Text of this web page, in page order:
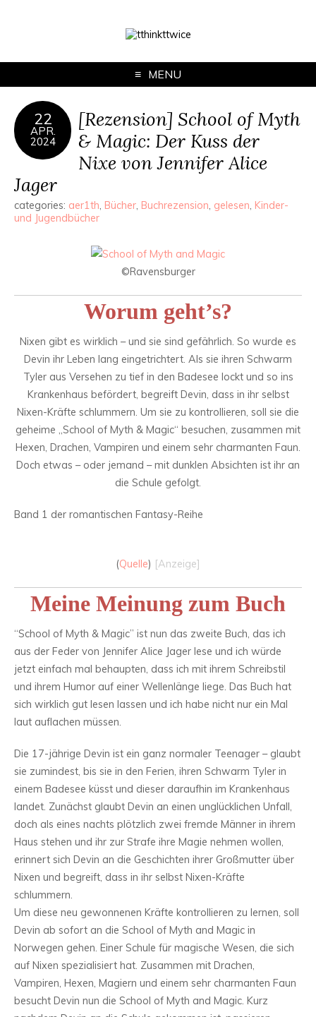
MENU
22
APR.
2024
[Rezension] School of Myth
& Magic: Der Kuss der
Nixe von Jennifer Alice
Jager
categories: aer1th, Bücher, Buchrezension, gelesen, Kinder-
und Jugendbücher
©Ravensburger
Worum geht’s?
Nixen gibt es wirklich – und sie sind gefährlich. So wurde es
Devin ihr Leben lang eingetrichtert. Als sie ihren Schwarm
Tyler aus Versehen zu tief in den Badesee lockt und so ins
Krankenhaus befördert, begreift Devin, dass in ihr selbst
Nixen-Kräfte schlummern. Um sie zu kontrollieren, soll sie die
geheime „School of Myth & Magic“ besuchen, zusammen mit
Hexen, Drachen, Vampiren und einem sehr charmanten Faun.
Doch etwas – oder jemand – mit dunklen Absichten ist ihr an
die Schule gefolgt.
Band 1 der romantischen Fantasy-Reihe
(Quelle) [Anzeige]
Meine Meinung zum Buch
“School of Myth & Magic” ist nun das zweite Buch, das ich
aus der Feder von Jennifer Alice Jager lese und ich würde
jetzt einfach mal behaupten, dass ich mit ihrem Schreibstil
und ihrem Humor auf einer Wellenlänge liege. Das Buch hat
sich wirklich gut lesen lassen und ich habe nicht nur ein Mal
laut auflachen müssen.
Die 17-jährige Devin ist ein ganz normaler Teenager – glaubt
sie zumindest, bis sie in den Ferien, ihren Schwarm Tyler in
einem Badesee küsst und dieser daraufhin im Krankenhaus
landet. Zunächst glaubt Devin an einen unglücklichen Unfall,
doch als eines nachts plötzlich zwei fremde Männer in ihrem
Haus stehen und ihr zur Strafe ihre Magie nehmen wollen,
erinnert sich Devin an die Geschichten ihrer Großmutter über
Nixen und begreift, dass in ihr selbst Nixen-Kräfte
schlummern.
Um diese neu gewonnenen Kräfte kontrollieren zu lernen, soll
Devin ab sofort an die School of Myth and Magic in
Norwegen gehen. Einer Schule für magische Wesen, die sich
auf Nixen spezialisiert hat. Zusammen mit Drachen,
Vampiren, Hexen, Magiern und einem sehr charmanten Faun
besucht Devin nun die School of Myth and Magic. Kurz